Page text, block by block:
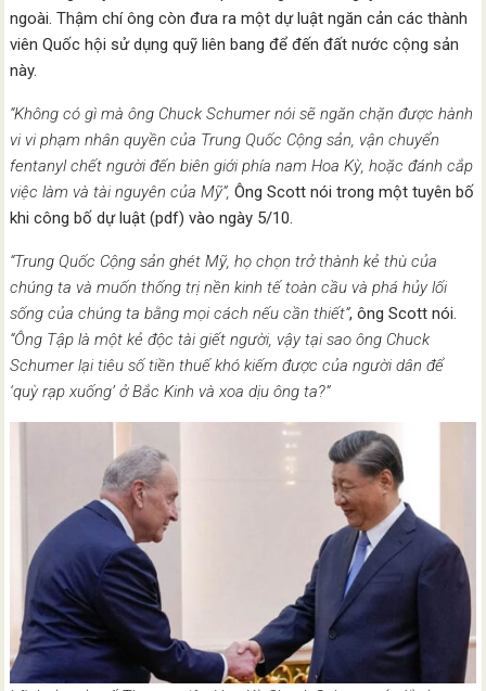
ngoài. Thậm chí ông còn đưa ra một dự luật ngăn cản các thành
viên Quốc hội sử dụng quỹ liên bang để đến đất nước cộng sản
này.
“Không có gì mà ông Chuck Schumer nói sẽ ngăn chặn được hành
vi vi phạm nhân quyền của Trung Quốc Cộng sản, vận chuyển
fentanyl chết người đến biên giới phía nam Hoa Kỳ, hoặc đánh cắp
việc làm và tài nguyên của Mỹ”,Ông Scott nói trong một tuyên bố
khi công bố dự luật (pdf) vào ngày 5/10.
“Trung Quốc Cộng sản ghét Mỹ, họ chọn trở thành kẻ thù của
chúng ta và muốn thống trị nền kinh tế toàn cầu và phá hủy lối
sống của chúng ta bằng mọi cách nếu cần thiết”, ông Scott nói.
“Ông Tập là một kẻ độc tài giết người, vậy tại sao ông Chuck
Schumer lại tiêu số tiền thuế khó kiếm được của người dân để
‘quỳ rạp xuống’ ở Bắc Kinh và xoa dịu ông ta?”